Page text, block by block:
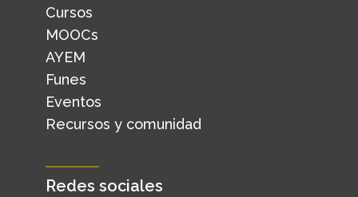
Cursos
MOOCs
AYEM
Funes
Eventos
Recursos y comunidad
Redes sociales